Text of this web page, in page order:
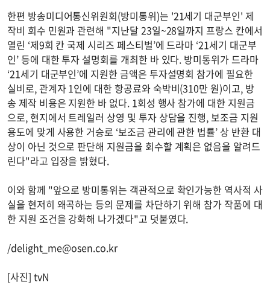
한편 방송미디어통신위원회(방미통위)는 '21세기 대군부인' 제
작비 회수 민원과 관련해 "지난달 23일~28일까지 프랑스 칸에서
열린 ‘제9회 칸 국제 시리즈 페스티벌’에 드라마 ‘21세기 대군부
인’ 등에 대한 투자 설명회를 개최한 바 있다. 방미통위가 드라마
‘21세기 대군부인’에 지원한 금액은 투자설명회 참가에 필요한
실비로, 관계자 1인에 대한 항공료와 숙박비(310만 원)이고, 방
송 제작 비용은 지원한 바 없다. 1회성 행사 참가에 대한 지원금
으로, 현지에서 트레일러 상영 및 투자 상담을 진행, 보조금 지원
용도에 맞게 사용한 거승로 ‘보조금 관리에 관한 법률’ 상 반환 대
상이 아닌 것으로 판단해 지원금을 회수할 계획은 없음을 알려드
린다"라고 입장을 밝혔다.
이와 함께 "앞으로 방미통위는 객관적으로 확인가능한 역사적 사
실을 현저히 왜곡하는 등의 문제를 차단하기 위해 참가 작품에 대
한 지원 조건을 강화해 나가겠다"고 덧붙였다.
/delight_me@osen.co.kr
[사진] tvN